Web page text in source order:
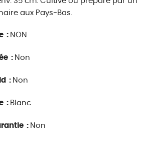
aux Pays-Bas.
: NON
: Non
: Non
: Blanc
: Non